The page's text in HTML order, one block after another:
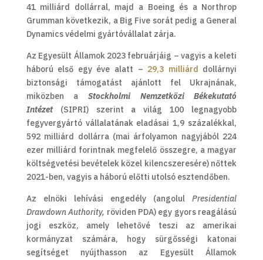
41 milliárd dollárral, majd a Boeing és a Northrop
Grumman következik, a Big Five sorát pedig a General
Dynamics védelmi gyártóvállalat zárja.
Az Egyesült Államok 2023 februárjáig – vagyis a keleti
háború első egy éve alatt – 29,3 milliárd dollárnyi
biztonsági támogatást ajánlott fel Ukrajnának,
miközben a Stockholmi Nemzetközi Békekutató
Intézet(SIPRI) szerint a világ 100 legnagyobb
fegyvergyártó vállalatának eladásai 1,9 százalékkal,
592 milliárd dollárra (mai árfolyamon nagyjából 224
ezer milliárd forintnak megfelelő összegre, a magyar
költségvetési bevételek közel kilencszeresére) nőttek
2021-ben, vagyis a háború előtti utolsó esztendőben.
Az elnöki lehívási engedély (angolulPresidential
Drawdown Authority, röviden PDA) egy gyors reagálású
jogi eszköz, amely lehetővé teszi az amerikai
kormányzat számára, hogy sürgősségi katonai
segítséget nyújthasson az Egyesült Államok